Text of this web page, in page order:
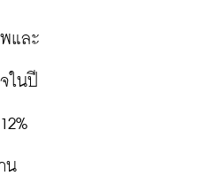
และ
ในปี
น